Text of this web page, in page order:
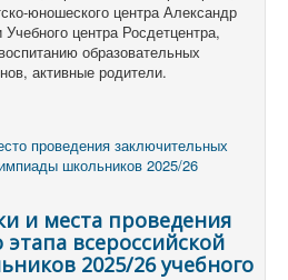
юношеского центра Александр
центра Росдетцентра,
образовательных
активные родители.
и места проведения
всероссийской
2025/26 учебного